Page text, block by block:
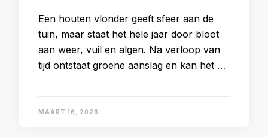
Een houten vlonder geeft sfeer aan de
tuin, maar staat het hele jaar door bloot
aan weer, vuil en algen. Na verloop van
tijd ontstaat groene aanslag en kan het …
MAART 16, 2026